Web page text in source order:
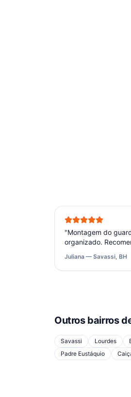
"Montagem do
organizado.
Juliana — Savassi, BH
Outros bairros
Savassi Lourdes
Padre Eustáquio